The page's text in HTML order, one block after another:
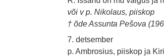
või v p. Nikolaus, piiskop
† õde Assunta Pešova
7. detsember
p. Ambrosius, piiskop ja